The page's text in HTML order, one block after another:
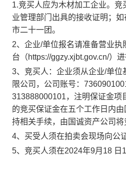
1.竞买人应为木材加工企业。
业管理部门出具的接收证明；
市二十一团。
2、企业/单位报名请准备营业执
台 （https://ggzy.xjbt.gov.cn/）
3、竞买人：企业须从企业/单位
限公司 ，公司账号：
313888000101，注明保证金项
的竞买保证金在五个工作日内由
持相关手续，由国诚资产公司将
4、买受人须在拍卖会现场向公
5、 竞买人须在2024年9月 18 日